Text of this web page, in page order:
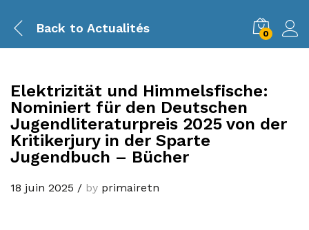
Back to Actualités 0
Elektrizität und Himmelsfische:
Nominiert für den Deutschen
Jugendliteraturpreis 2025 von der
Kritikerjury in der Sparte
Jugendbuch – Bücher
18 juin 2025 / by primairetn